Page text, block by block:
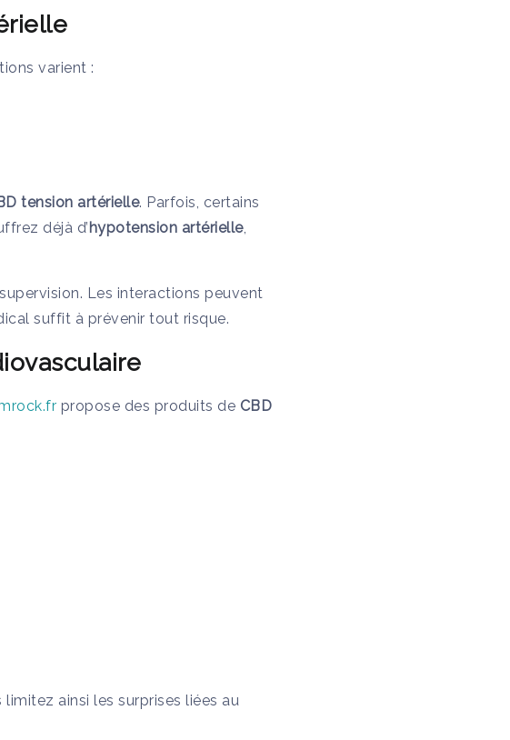
varient :
tension artérielle. Parfois, certains
déjà d’hypotension artérielle,
Les interactions peuvent
suffit à prévenir tout risque.
propose des produits de CBD
ainsi les surprises liées au